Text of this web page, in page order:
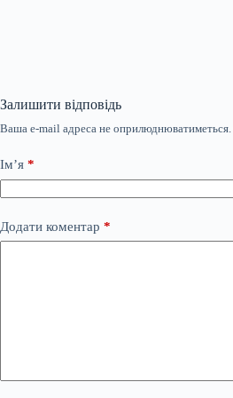
Залишити відповідь
Ваша e-mail адреса не оприлюднюватиметься.
Ім’я *
Додати коментар *